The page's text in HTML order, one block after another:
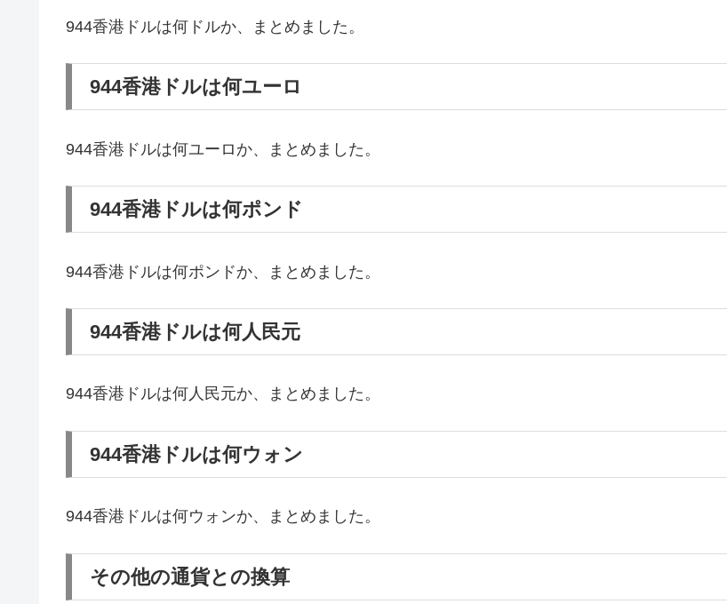
944香港ドルは何ドルか、まとめました。
944香港ドルは何ユーロ
944香港ドルは何ユーロか、まとめました。
944香港ドルは何ポンド
944香港ドルは何ポンドか、まとめました。
944香港ドルは何人民元
944香港ドルは何人民元か、まとめました。
944香港ドルは何ウォン
944香港ドルは何ウォンか、まとめました。
その他の通貨との換算